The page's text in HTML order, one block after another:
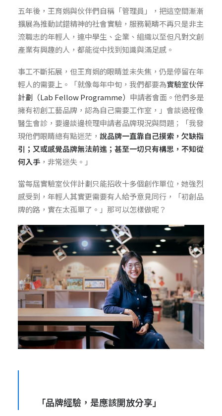
五年後，王育娟與伙伴們自稱「管理員」，把這空間漸漸
擴展為推動試錯精神的社會實驗，服務範疇不再只是非主
流職志的年輕人，連中學生、企業、組織以至但凡對文創
產業有興趣的人，都能從中找到知識與滿足感。
事工不斷拓展，但王育娟的眼睛並未失焦，仍是停留在年
輕人的需要上。「就像每年中旬，我們都要為實驗室伙伴
計劃（Lab Fellow Programme） 申請者會面。他們多是
擁有初創工藝品牌，認為自己需要工作室，」會談過程像
醫生會診，要邊談邊梳理申請者品牌現況與問題；「我發
現他們眼睛總有點迷茫， 說品牌一直靠自己摸索，欠缺指
引；又或感覺品牌無法前進；甚至一切只有構思，不知從
何入手 ，非常迷失。」
當每屆實驗室伙伴計劃只能招收十多個創作單位，她強烈
感受到，年輕人其實更需要有人給予意見同行，「初創品
牌的路，實在太孤單了。」那可以怎樣做呢？
「品牌經驗，是應該開放分享」